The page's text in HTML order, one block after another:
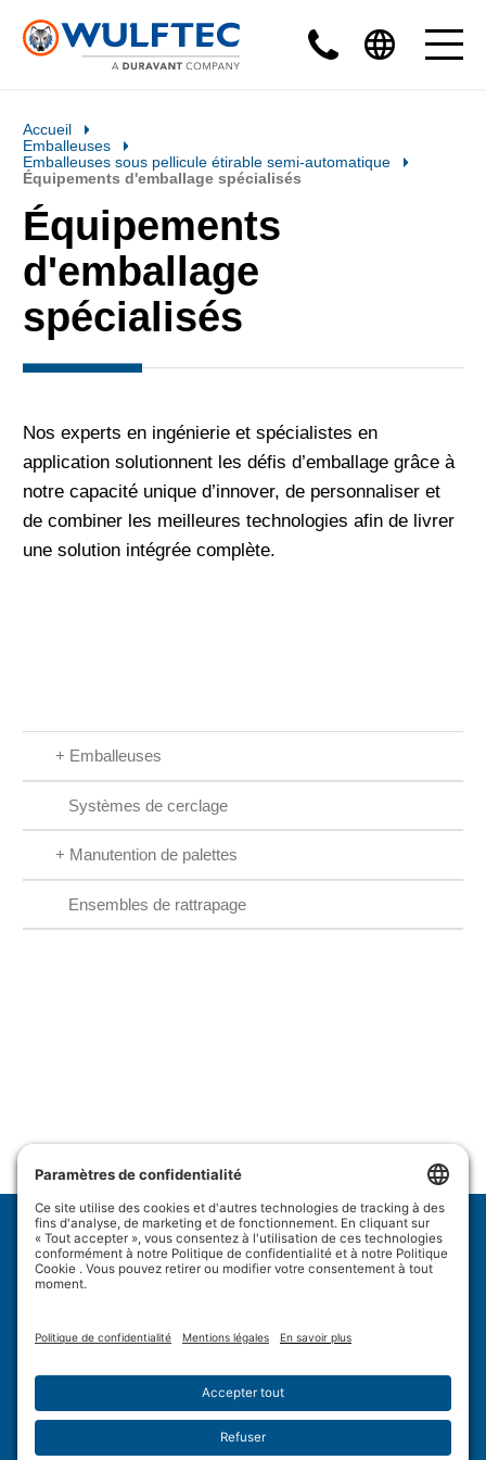
Accueil
Emballeuses
Emballeuses sous pellicule étirable semi-automatique
Équipements d'emballage spécialisés
Équipements
d'emballage
spécialisés
Nos experts en ingénierie et spécialistes en
application solutionnent les défis d’emballage grâce à
notre capacité unique d’innover, de personnaliser et
de combiner les meilleures technologies afin de livrer
une solution intégrée complète.
+ Emballeuses
Systèmes de cerclage
+ Manutention de palettes
Ensembles de rattrapage
209 Wulftec
Politique de confidentialité
Avis de non-responsabilité
Politique en matière de témoins